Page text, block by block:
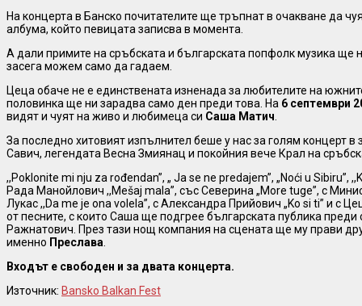
На концерта в Банско почитателите ще тръпнат в очакване да
албума, който певицата записва в момента.
А дали примите на сръбската и българската попфолк музика ще
засега можем само да гадаем.
Цеца обаче не е единствената изненада за любителите на
половинка ще ни зарадва само ден преди това. На 6 септември
видят и чуят на живо и любимеца си Саша Матич.
За последно хитовият изпълнител беше у нас за голям концерт
Савич, легендата Весна Змиянац и покойния вече Крал на
,,Poklonite mi nju za rođendan”, „ Ja se ne predajem”, „Noći u Sibiru”,
Рада Манойлович ,,Mešaj mala”, със Северина „More tuge”, с
Лукас ,,Da me je ona volela”, с Александра Прийович „Ko si ti” и с
от песните, с които Саша ще подгрее българската публика
Ражнатович. През тази нощ компания на сцената ще му прави
именно Преслава.
Входът е свободен и за двата концерта.
Източник: Bansko Balkan Fest